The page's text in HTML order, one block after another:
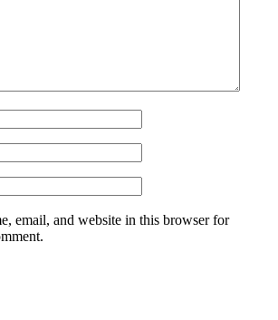
email, and website in this browser for